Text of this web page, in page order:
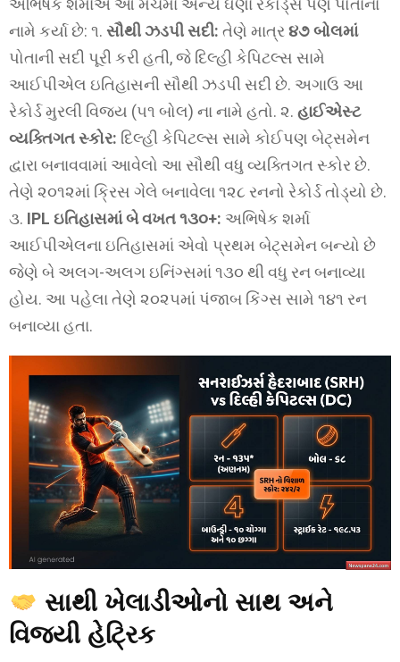
અભિષેક શર્માએ આ મેચમાં અન્ય ઘણા રેકોર્ડ્સ પણ પોતાના
નામે કર્યા છે: ૧. સૌથી ઝડપી સદી: તેણે માત્ર૪૭ બોલમાં
પોતાની સદી પૂરી કરી હતી, જે દિલ્હી કેપિટલ્સ સામે
આઈપીએલ ઇતિહાસની સૌથી ઝડપી સદી છે. અગાઉ આ
રેકોર્ડ મુરલી વિજય (૫૧ બોલ) ના નામે હતો. ૨. હાઈએસ્ટ
વ્યક્તિગત સ્કોર: દિલ્હી કેપિટલ્સ સામે કોઈપણ બેટ્સમેન
દ્વારા બનાવવામાં આવેલો આ સૌથી વધુ વ્યક્તિગત સ્કોર છે.
તેણે ૨૦૧૨માં ક્રિસ ગેલે બનાવેલા ૧૨૮ રનનો રેકોર્ડ તોડ્યો છે.
૩. IPL ઇતિહાસમાં બે વખત ૧૩૦+: અભિષેક શર્મા
આઈપીએલના ઇતિહાસમાં એવો પ્રથમ બેટ્સમેન બન્યો છે
જેણે બે અલગ-અલગ ઇનિંગ્સમાં ૧૩૦ થી વધુ રન બનાવ્યા
હોય. આ પહેલા તેણે ૨૦૨૫માં પંજાબ કિંગ્સ સામે ૧૪૧ રન
બનાવ્યા હતા.
સાથી ખેલાડીઓનો સાથ અને
વિજયી હેટ્રિક